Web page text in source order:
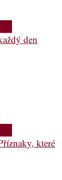
den
které